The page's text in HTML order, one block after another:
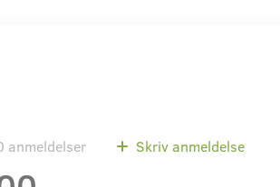
anmeldelser Skriv anmeldelse